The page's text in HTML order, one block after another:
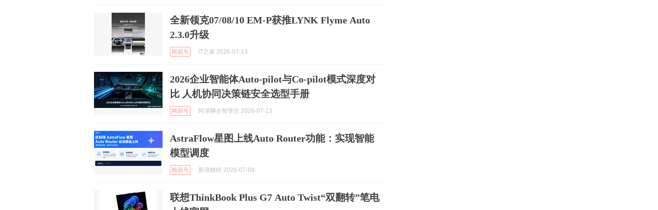
全新领克07/08/10 EM-P获推LYNK Flyme Auto
2.3.0升级
网易号 IT之家 2026-07-13
2026企业智能体Auto-pilot与Co-pilot模式深度对
比 人机协同决策链安全选型手册
网易号 阿泽聊企智孪生 2026-07-13
AstraFlow星图上线Auto Router功能：实现智能
模型调度
网易号 新浪财经 2026-07-09
联想ThinkBook Plus G7 Auto Twist“双翻转”笔电